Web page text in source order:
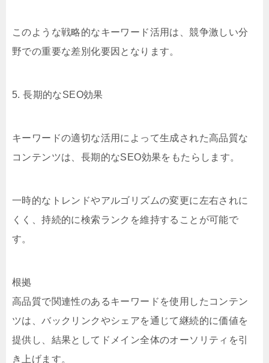
このような戦略的なキーワード活用は、競争激しい分
野での重要な差別化要因となります。
5. 長期的なSEO効果
キーワードの適切な活用によって生成された高品質な
コンテンツは、長期的なSEO効果をもたらします。
一時的なトレンドやアルゴリズムの変更に左右されに
くく、持続的に検索ランクを維持することが可能で
す。
根拠
高品質で関連性のあるキーワードを使用したコンテン
ツは、バックリンクやシェアを通じて継続的に価値を
提供し、結果としてドメイン全体のオーソリティを引
き上げます。